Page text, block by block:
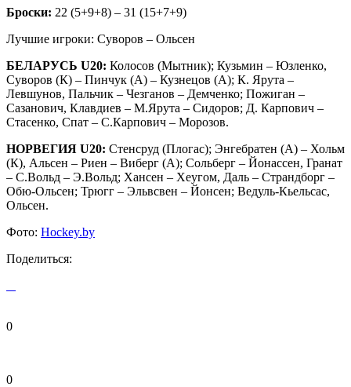
Броски: 22 (5+9+8) – 31 (15+7+9)
Лучшие игроки: Суворов – Ольсен
БЕЛАРУСЬ U20: Колосов (Мытник); Кузьмин – Юзленко,
Суворов (К) – Пинчук (А) – Кузнецов (А); К. Ярута –
Левшунов, Пальчик – Чезганов – Демченко; Пожиган –
Сазанович, Клавдиев – М.Ярута – Сидоров; Д. Карпович –
Стасенко, Спат – С.Карпович – Морозов.
НОРВЕГИЯ U20: Стенсруд (Плогас); Энгебратен (А) – Хольм
(К), Альсен – Риен – Виберг (А); Сольберг – Йонассен, Гранат
– С.Вольд – Э.Вольд; Хансен – Хеугом, Даль – Страндборг –
Обю-Ольсен; Трюгг – Эльвсвен – Йонсен; Ведуль-Кьельсас,
Ольсен.
Фото: Hockey.by
Поделиться:
0
0